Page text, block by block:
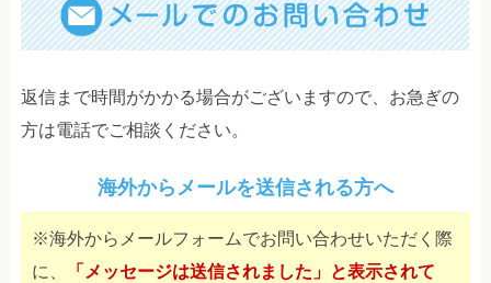
返信まで時間がかかる場合がございますので、お急ぎの
方は電話でご相談ください。
海外からメールを送信される方へ
※海外からメールフォームでお問い合わせいただく際
に、
「メッセージは送信されました」と表示されて